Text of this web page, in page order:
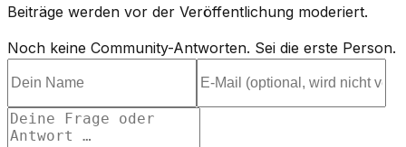
Beiträge werden vor der Veröffentlichung moderiert.
Noch keine Community-Antworten. Sei die erste Person.